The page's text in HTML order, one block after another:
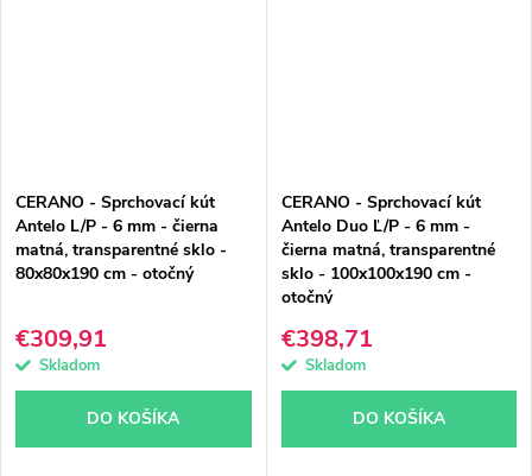
CERANO - Sprchovací kút
Antelo L/P - 6 mm - čierna
matná, transparentné sklo -
80x80x190 cm - otočný
€309,91
Skladom
DO KOŠÍKA
CERANO - Sprchovací kút
Antelo Duo Ľ/P - 6 mm -
čierna matná, transparentné
sklo - 100x100x190 cm -
otočný
€398,71
Skladom
DO KOŠÍKA